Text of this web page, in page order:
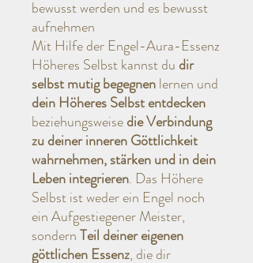
bewusst werden und es bewusst
aufnehmen
Mit Hilfe der Engel-Aura-Essenz
Höheres Selbst kannst du dir
selbst mutig begegnenlernen und
dein Höheres Selbst entdecken
beziehungsweisedie Verbindung
zu deiner inneren Göttlichkeit
wahrnehmen, stärken und in dein
Leben integrieren. Das Höhere
Selbst ist weder ein Engel noch
ein Aufgestiegener Meister,
sondernTeil deiner eigenen
göttlichen Essenz, die dir